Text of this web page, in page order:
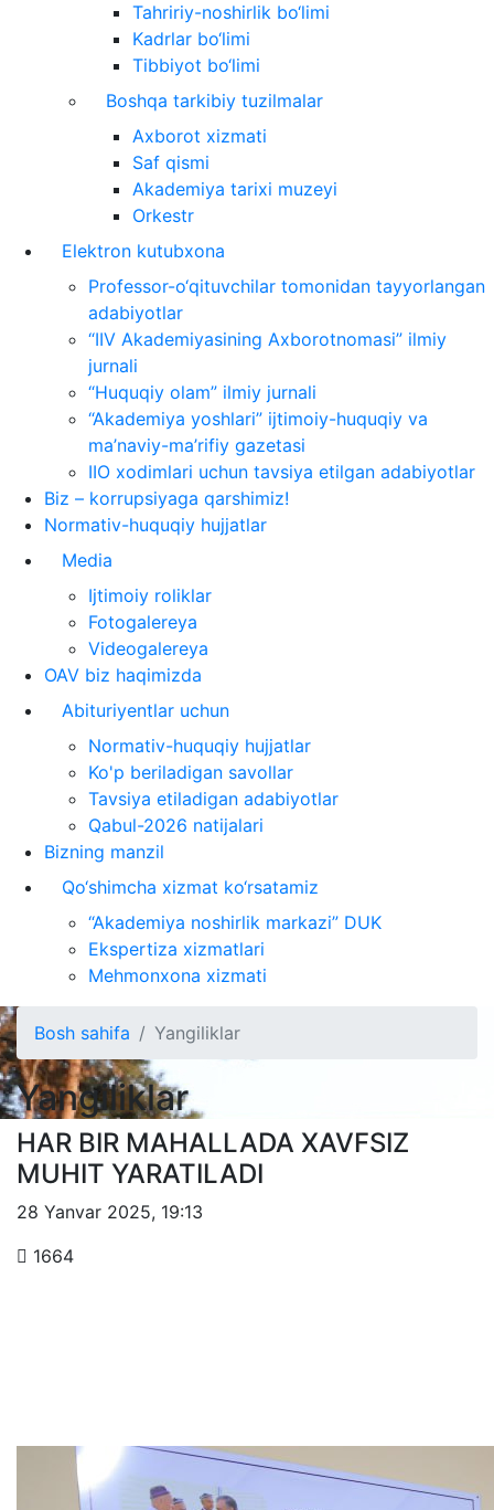
Tahririy-noshirlik bo‘limi
Kadrlar bo‘limi
Tibbiyot bo‘limi
Boshqa tarkibiy tuzilmalar
Axborot xizmati
Saf qismi
Akademiya tarixi muzeyi
Orkestr
Elektron kutubxona
Professor-o‘qituvchilar tomonidan tayyorlangan
adabiyotlar
“IIV Akademiyasining Axborotnomasi” ilmiy
jurnali
“Huquqiy olam” ilmiy jurnali
“Akademiya yoshlari” ijtimoiy-huquqiy va
ma’naviy-ma’rifiy gazetasi
IIO xodimlari uchun tavsiya etilgan adabiyotlar
Biz – korrupsiyaga qarshimiz!
Normativ-huquqiy hujjatlar
Media
Ijtimoiy roliklar
Fotogalereya
Videogalereya
OAV biz haqimizda
Abituriyentlar uchun
Normativ-huquqiy hujjatlar
Ko'p beriladigan savollar
Tavsiya etiladigan adabiyotlar
Qabul-2026 natijalari
Bizning manzil
Qo‘shimcha xizmat ko‘rsatamiz
“Akademiya noshirlik markazi” DUK
Ekspertiza xizmatlari
Mehmonxona xizmati
Bosh sahifa Yangiliklar
Yangiliklar
HAR BIR MAHALLADA XAVFSIZ
MUHIT YARATILADI
28 Yanvar 2025, 19:13
1664